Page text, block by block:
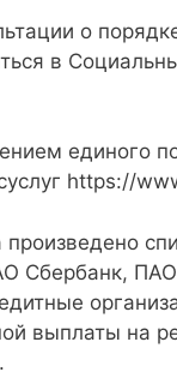
о
в
единого
https://
Сбербанк,
выплаты на